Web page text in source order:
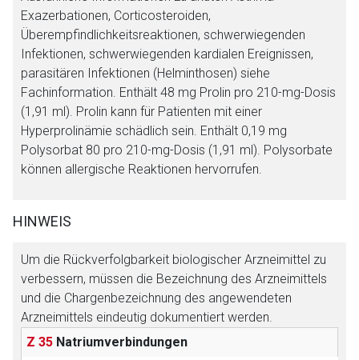
Exazerbationen, Corticosteroiden,
Überempfindlichkeitsreaktionen, schwerwiegenden
Infektionen, schwerwiegenden kardialen Ereignissen,
parasitären Infektionen (Helminthosen) siehe
Fachinformation. Enthält 48 mg Prolin pro 210-mg-Dosis
(1,91 ml). Prolin kann für Patienten mit einer
Hyperprolinämie schädlich sein. Enthält 0,19 mg
Polysorbat 80 pro 210-mg-Dosis (1,91 ml). Polysorbate
können allergische Reaktionen hervorrufen.
HINWEIS
Um die Rückverfolgbarkeit biologischer Arzneimittel zu
verbessern, müssen die Bezeichnung des Arzneimittels
und die Chargenbezeichnung des angewendeten
Arzneimittels eindeutig dokumentiert werden.
Z 35 Natriumverbindungen
Betreiber verantwortlich. Ebenso gelten dort ggf. andere
Datenschutzbestimmungen.
Zurück zur rote-liste.de